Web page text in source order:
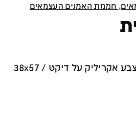
חממת האמנים העצמאים
תבליט עיסת נייר וצבע אקריליק על דיקט / 38x57